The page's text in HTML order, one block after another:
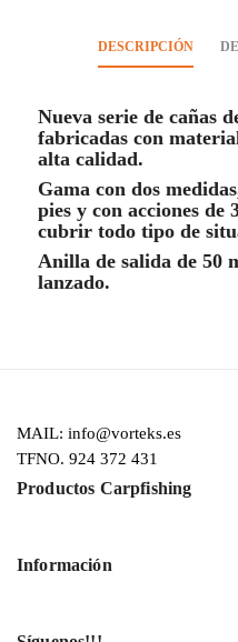
DESCRIPCIÓN
Nueva serie de cañas
fabricadas con
alta calidad.
Gama con dos
pies y con acciones
cubrir todo tipo de
Anilla de salida de 50
lanzado.
MAIL: info@vorteks.es
TFNO. 924 372 431
Productos Carpfishing
Información